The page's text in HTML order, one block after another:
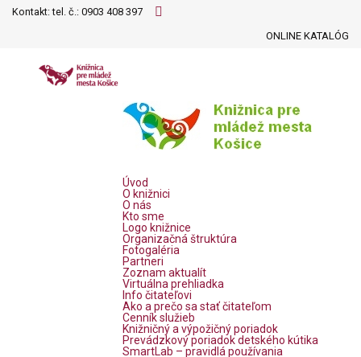
Kontakt: tel. č.: 0903 408 397
ONLINE KATALÓG
Úvod
O knižnici
O nás
Kto sme
Logo knižnice
Organizačná štruktúra
Fotogaléria
Partneri
Zoznam aktualít
Virtuálna prehliadka
Info čitateľovi
Ako a prečo sa stať čitateľom
Cenník služieb
Knižničný a výpožičný poriadok
Prevádzkový poriadok detského kútika
SmartLab – pravidlá používania